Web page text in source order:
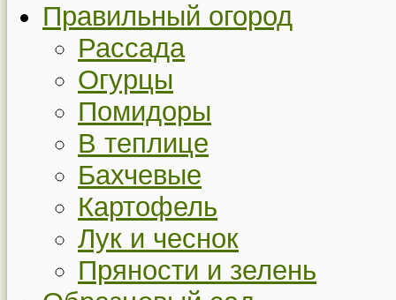
Правильный огород
Рассада
Огурцы
Помидоры
В теплице
Бахчевые
Картофель
Лук и чеснок
Пряности и зелень